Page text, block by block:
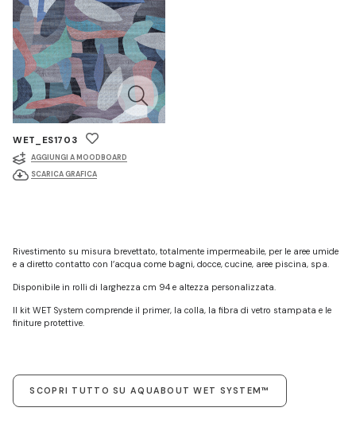
WET_ES1703
AGGIUNGI A MOODBOARD
SCARICA GRAFICA
Rivestimento su misura brevettato, totalmente impermeabile, per le aree umide
e a diretto contatto con l’acqua come bagni, docce, cucine, aree piscina, spa.
Disponibile in rolli di larghezza cm 94 e altezza personalizzata.
Il kit WET System comprende il primer, la colla, la fibra di vetro stampata e le
finiture protettive.
SCOPRI TUTTO SU AQUABOUT WET SYSTEM™